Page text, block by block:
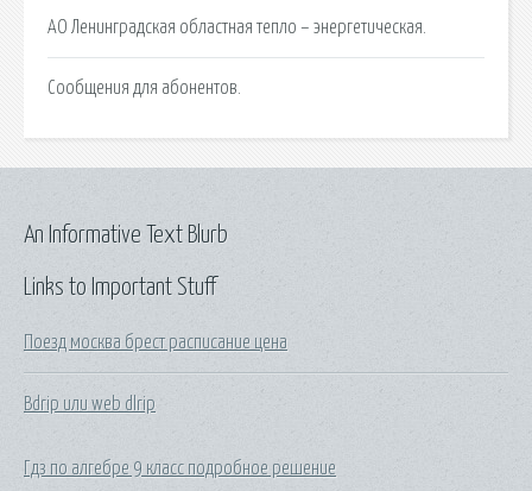
АО Ленинградская областная тепло – энергетическая.
Сообщения для абонентов.
Links to Important Stuff
Поезд москва брест расписание цена
Bdrip или web dlrip
Гдз по алгебре 9 класс подробное решение
An Informative Text Blurb